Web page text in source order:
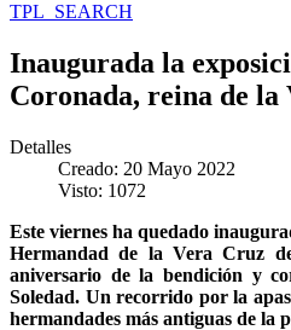
TPL_SEARCH
Inaugurada la
Coronada, reina de la
Detalles
Creado: 20 Mayo 2022
Visto: 1072
Este viernes ha quedado
Hermandad de la Vera Cruz
aniversario de la bendición y
Soledad. Un recorrido por la
hermandades más antiguas de la